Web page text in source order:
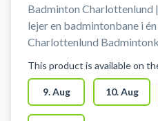
Badminton Charlottenlund
lejer en badmintonbane i
Charlottenlund
fjerbolde. Der må IKKE
Pickleball i hallen.
This product is available on
9. Aug 10. Aug